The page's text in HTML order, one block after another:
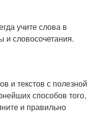
учите слова в
и словосочетания.
и текстов с полезной
способов того,
и правильно